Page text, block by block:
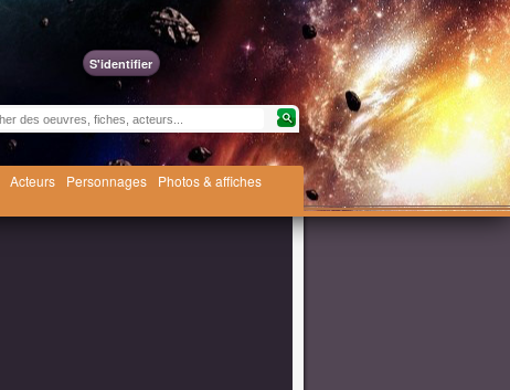
S'identifier
Acteurs Personnages
Photos & affiches